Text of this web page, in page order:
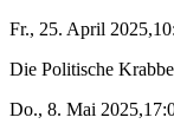
Fr., 25. April
Die Politische
Do., 8. Mai